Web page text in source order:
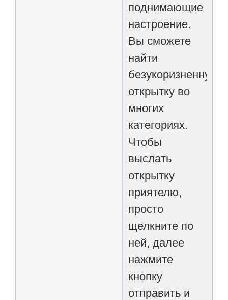
поднимающие
настроение.
Вы сможете
найти
безукоризненную
открытку во
многих
категориях.
Чтобы
выслать
открытку
приятелю,
просто
щелкните по
ней, далее
нажмите
кнопку
отправить и